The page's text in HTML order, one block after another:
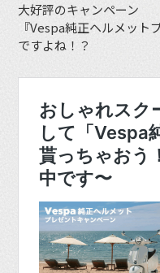
大好評のキャンペーン
『Vespa純正ヘルメット
ですよね！？